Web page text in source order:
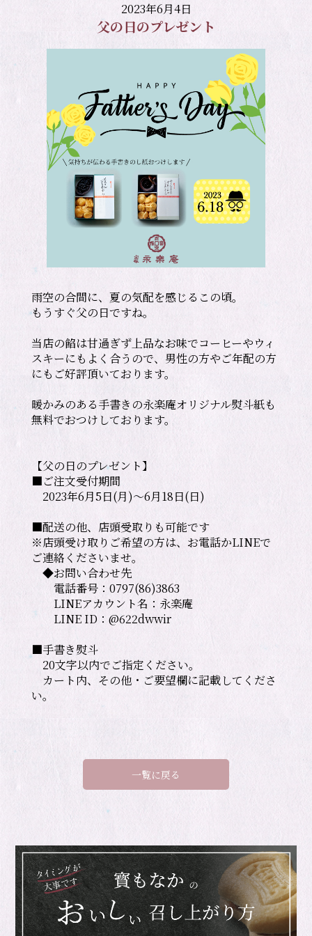
2023年6月4日
父の日のプレゼント
雨空の合間に、夏の気配を感じるこの頃。
もうすぐ父の日ですね。
当店の餡は甘過ぎず上品なお味でコーヒーやウィ
スキーにもよく合うので、男性の方やご年配の方
にもご好評頂いております。
暖かみのある手書きの永楽庵オリジナル熨斗紙も
【父の日のプレゼント】
■ご注文受付期間
2023年6月5日(月)〜6月18日(日)
■配送の他、店頭受取りも可能です
※店頭受け取りご希望の方は、お電話かLINEで
ご連絡くださいませ。
◆お問い合わせ先
電話番号：0797(86)3863
LINEアカウント名：永楽庵
LINE ID：@622dwwir
■手書き熨斗
20文字以内でご指定ください。
カート内、その他・ご要望欄に記載してくださ
い。
一覧に戻る